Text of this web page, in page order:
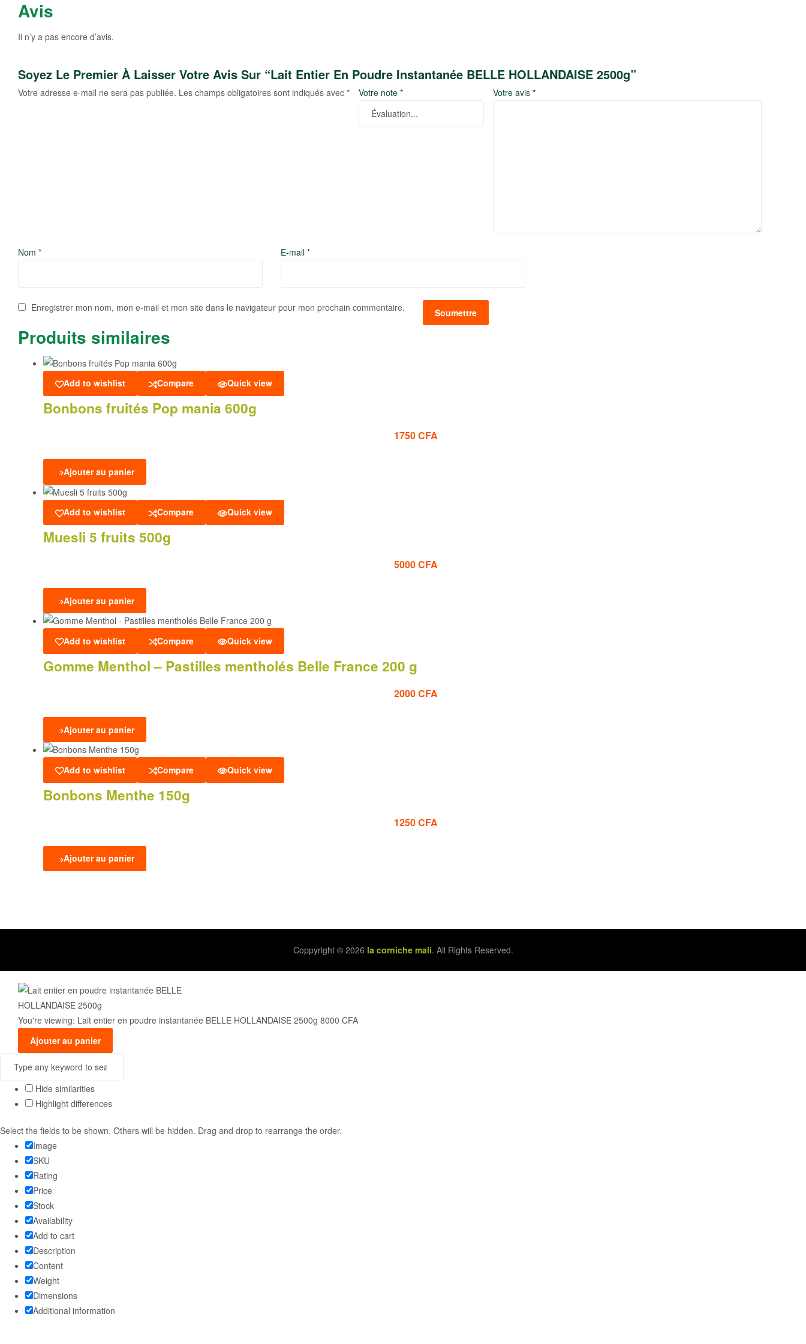
Avis
Il n’y a pas encore d’avis.
Soyez Le Premier À Laisser Votre Avis Sur “Lait Entier En Poudre Instantanée BELLE HOLLANDAISE 2500g”
Votre adresse e-mail ne sera pas publiée. Les champs obligatoires sont indiqués avec * Votre note * Votre avis *
Nom * E-mail *
Enregistrer mon nom, mon e-mail et mon site dans le navigateur pour mon prochain commentaire.
Produits similaires
Add to wishlist Compare Quick view
Bonbons fruités Pop mania 600g
1750CFA
Ajouter au panier
Add to wishlist Compare Quick view
Muesli 5 fruits 500g
5000CFA
Ajouter au panier
Add to wishlist Compare Quick view
Gomme Menthol – Pastilles mentholés Belle France 200 g
2000CFA
Ajouter au panier
Add to wishlist Compare Quick view
Bonbons Menthe 150g
1250CFA
Ajouter au panier
Coppyright © 2026 la corniche mali. All Rights Reserved.
You're viewing: Lait entier en poudre instantanée BELLE HOLLANDAISE 2500g 8000 CFA
Ajouter au panier
Hide similarities
Highlight differences
Select the fields to be shown. Others will be hidden. Drag and drop to rearrange the order.
Image
SKU
Rating
Price
Stock
Availability
Add to cart
Description
Content
Weight
Dimensions
Additional information